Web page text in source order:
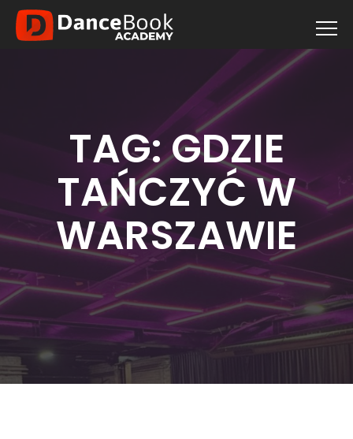
TAG:GDZIE
TAŃCZYĆ W
WARSZAWIE